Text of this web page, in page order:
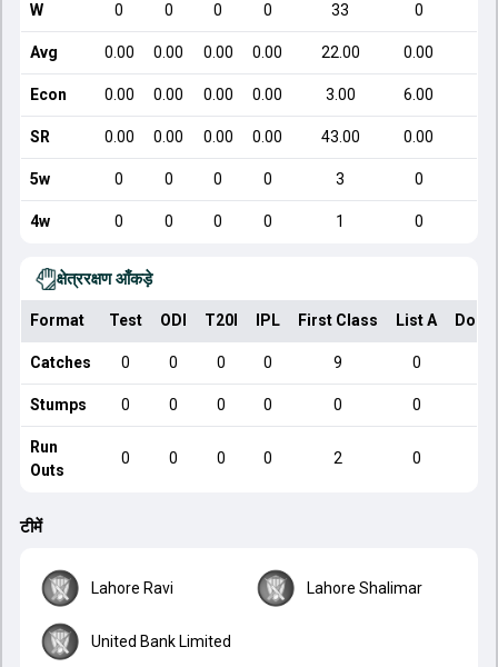
W 0 0 0 0 33 0
Avg 0.00 0.00 0.00 0.00 22.00 0.00
Econ 0.00 0.00 0.00 0.00 3.00 6.00
SR 0.00 0.00 0.00 0.00 43.00 0.00
5w 0 0 0 0 3 0
4w 0 0 0 0 1 0
क्षेत्ररक्षण आँकड़े
Format Test ODI T20I IPL First Class List A
Catches 0 0 0 0 9 0
Stumps 0 0 0 0 0 0
Run
Outs
0 0 0 0 2 0
टीमें
Lahore Ravi Lahore Shalimar
United Bank Limited